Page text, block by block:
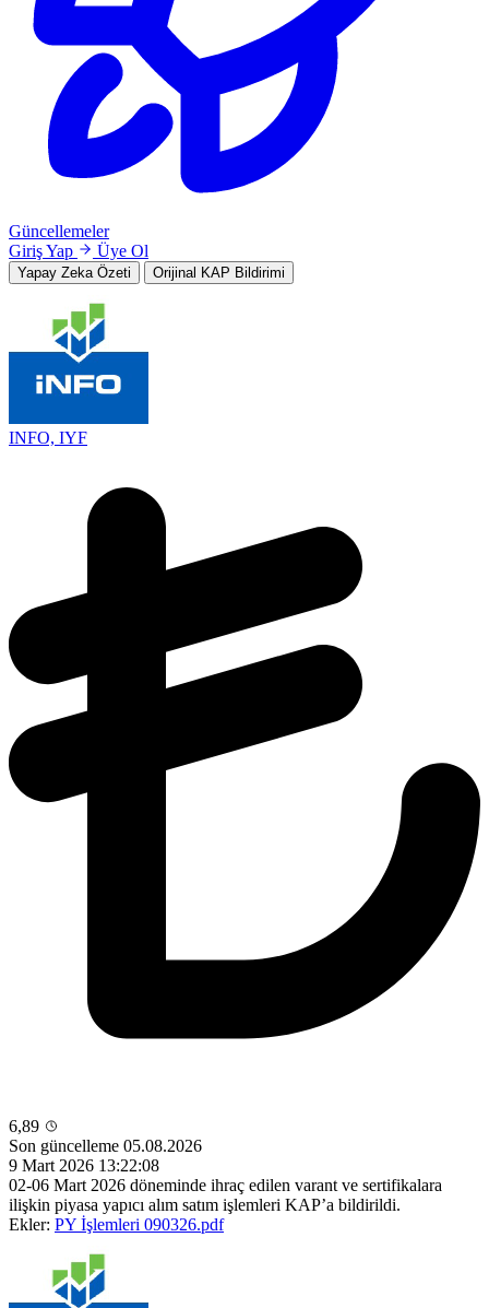
Güncellemeler
Giriş Yap
Üye Ol
Yapay Zeka Özeti Orijinal KAP Bildirimi
INFO, IYF
6,89
Son güncelleme 05.08.2026
9 Mart 2026 13:22:08
02-06 Mart 2026 döneminde ihraç edilen varant ve sertifikalara
ilişkin piyasa yapıcı alım satım işlemleri KAP’a bildirildi.
Ekler: PY İşlemleri 090326.pdf